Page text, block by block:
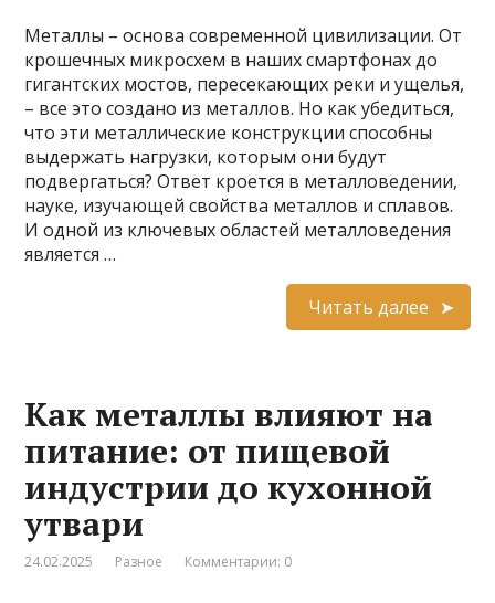
Металлы – основа современной цивилизации. От
крошечных микросхем в наших смартфонах до
гигантских мостов, пересекающих реки и ущелья,
– все это создано из металлов. Но как убедиться,
что эти металлические конструкции способны
выдержать нагрузки, которым они будут
подвергаться? Ответ кроется в металловедении,
науке, изучающей свойства металлов и сплавов.
И одной из ключевых областей металловедения
является …
Читать далее
Как металлы влияют на
питание: от пищевой
индустрии до кухонной
утвари
24.02.2025 Разное Комментарии: 0